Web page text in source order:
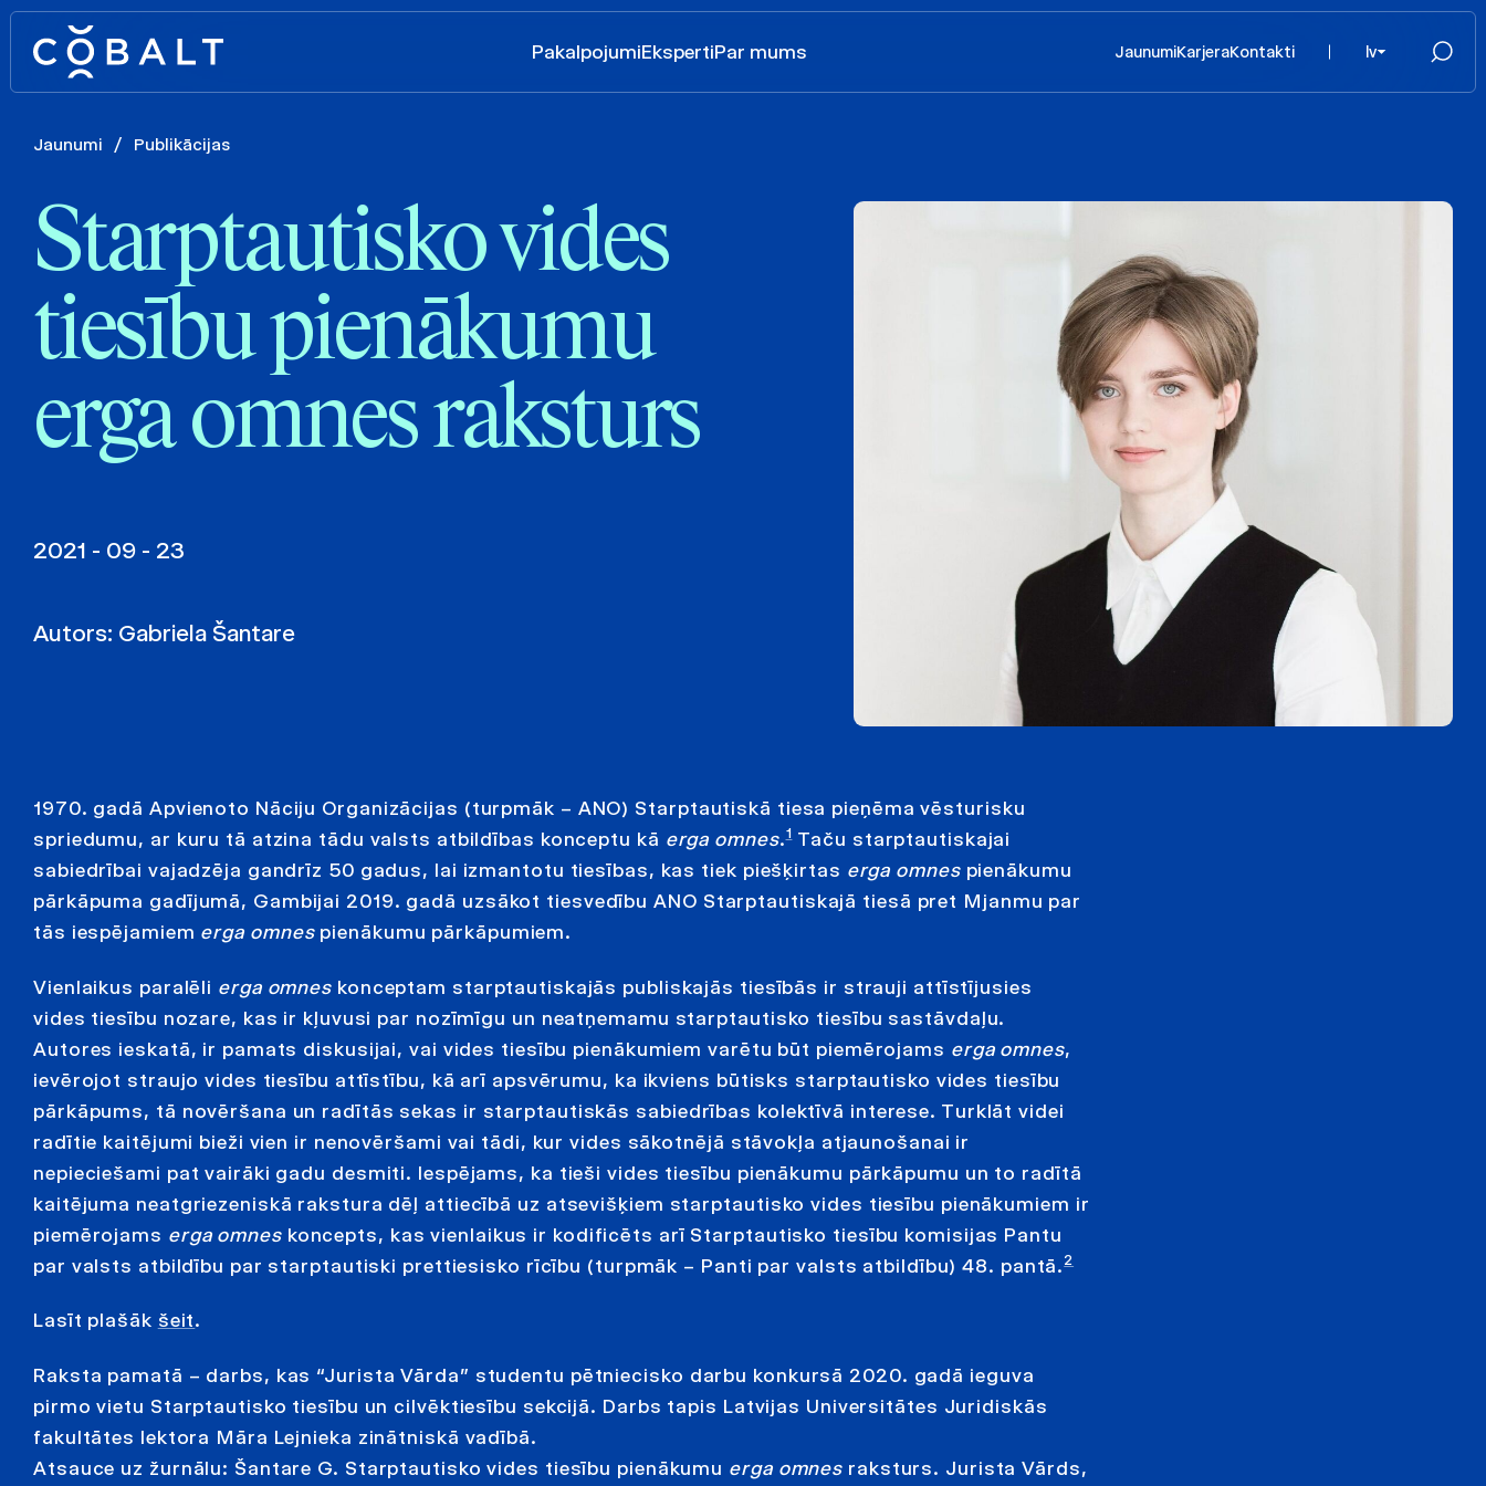
PakalpojumiEkspertiPar mums JaunumiKarjeraKontakti lv
Jaunumi / Publikācijas
Starptautisko vides
tiesību pienākumu
erga omnes raksturs
2021 - 09 - 23
Autors: Gabriela Šantare
1970. gadā Apvienoto Nāciju Organizācijas (turpmāk – ANO) Starptautiskā tiesa pieņēma vēsturisku
spriedumu, ar kuru tā atzina tādu valsts atbildības konceptu kā erga omnes.1Taču starptautiskajai
sabiedrībai vajadzēja gandrīz 50 gadus, lai izmantotu tiesības, kas tiek piešķirtas erga omnespienākumu
pārkāpuma gadījumā, Gambijai 2019. gadā uzsākot tiesvedību ANO Starptautiskajā tiesā pret Mjanmu par
tās iespējamiem erga omnespienākumu pārkāpumiem.
Vienlaikus paralēli erga omnes konceptam starptautiskajās publiskajās tiesībās ir strauji attīstījusies
vides tiesību nozare, kas ir kļuvusi par nozīmīgu un neatņemamu starptautisko tiesību sastāvdaļu.
Autores ieskatā, ir pamats diskusijai, vai vides tiesību pienākumiem varētu būt piemērojams erga omnes,
ievērojot straujo vides tiesību attīstību, kā arī apsvērumu, ka ikviens būtisks starptautisko vides tiesību
pārkāpums, tā novēršana un radītās sekas ir starptautiskās sabiedrības kolektīvā interese. Turklāt videi
radītie kaitējumi bieži vien ir nenovēršami vai tādi, kur vides sākotnējā stāvokļa atjaunošanai ir
nepieciešami pat vairāki gadu desmiti. Iespējams, ka tieši vides tiesību pienākumu pārkāpumu un to radītā
kaitējuma neatgriezeniskā rakstura dēļ attiecībā uz atsevišķiem starptautisko vides tiesību pienākumiem ir
piemērojams erga omneskoncepts, kas vienlaikus ir kodificēts arī Starptautisko tiesību komisijas Pantu
par valsts atbildību par starptautiski prettiesisko rīcību (turpmāk – Panti par valsts atbildību) 48. pantā.2
Lasīt plašāk šeit.
Raksta pamatā – darbs, kas “Jurista Vārda” studentu pētniecisko darbu konkursā 2020. gadā ieguva
pirmo vietu Starptautisko tiesību un cilvēktiesību sekcijā. Darbs tapis Latvijas Universitātes Juridiskās
fakultātes lektora Māra Lejnieka zinātniskā vadībā.
Atsauce uz žurnālu: Šantare G. Starptautisko vides tiesību pienākumu erga omnes raksturs. Jurista Vārds,